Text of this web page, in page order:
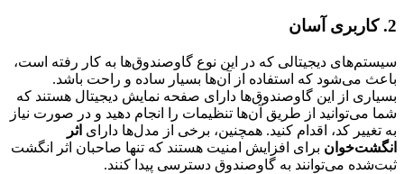
2. کاربری آسان
سیستم‌های دیجیتالی که در این نوع گاوصندوق‌ها به کار رفته است،
باعث می‌شود که استفاده از آن‌ها بسیار ساده و راحت باشد.
بسیاری از این گاوصندوق‌ها دارای صفحه نمایش دیجیتال هستند که
شما می‌توانید از طریق آن‌ها تنظیمات را انجام دهید و در صورت نیاز
به تغییر کد، اقدام کنید. همچنین، برخی از مدل‌ها دارای اثر
انگشت‌خوان برای افزایش امنیت هستند که تنها صاحبان اثر انگشت
ثبت‌شده می‌توانند به گاوصندوق دسترسی پیدا کنند.